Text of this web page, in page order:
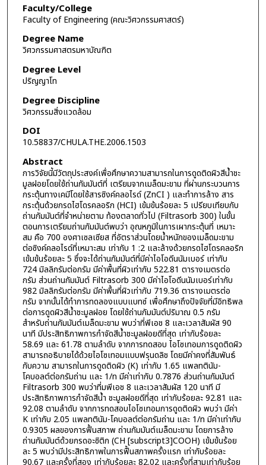
Faculty/College
Faculty of Engineering (คณะวิศวกรรมศาสตร์)
Degree Name
วิศวกรรมศาสตรมหาบัณฑิต
Degree Level
ปริญญาโท
Degree Discipline
วิศวกรรมสิ่งแวดล้อม
DOI
10.58837/CHULA.THE.2006.1503
Abstract
การวิจัยนี้มีวัตถุประสงค์เพื่อศึกษาความสามารถในการดูดติดผิวสีน้ำชะ
มูลฝอยโดยใช้ถ่านกัมมันต์ที่ เตรียมจากเมล็ดมะขาม ที่ผ่านกระบวนการ
กระตุ้นทางเคมีโดยใช้สารซิงค์คลอไรด์ (ZnCI ) และทำการล้าง สาร
กระตุ้นด้วยกรดไฮโดรคลอริก (HCI) เข้มข้นร้อยละ 5 เปรียบเทียบกับ
ถ่านกัมมันต์ที่จำหน่ายตาม ท้องตลาดทั่วไป (Filtrasorb 300) ในขั้น
ตอนการเตรียมถ่านกัมมันต์พบว่า อุณหภูมิในการเผากระตุ้นที่ เหมาะ
สม คือ 700 องศาเซลเซียส ที่อัตราส่วนโดยน้ำหนักของเมล็ดมะขาม
ต่อซิงค์คลอไรด์ที่เหมาะสม เท่ากับ 1 :2 และล้างด้วยกรดไฮโดรคลอริก
เข้มข้นร้อยละ 5 ซึ่งจะได้ถ่านกัมมันต์ที่มีค่าไอโอดีนนัมเบอร์ เท่ากับ
724 มิลลิกรัมต่อกรัม มีค่าพื้นที่ผิวเท่ากับ 522.81 ตารางเมตรต่อ
กรัม ส่วนถ่านกัมมันต์ Filtrasorb 300 มีค่าไอโอดีนนัมเบอร์เท่ากับ
982 มิลลิกรัมต่อกรัม มีค่าพื้นที่ผิวเท่ากับ 719.36 ตารางเมตรต่อ
กรัม จากนั้นได้ทำการทดลองแบบแบทซ์ เพื่อศึกษาถึงปัจจัยที่มีอิทธิพล
ต่อการดูดผิวสีน้ำชะมูลฝอย โดยใช้ถ่านกัมมันต์ปริมาณ 0.5 กรัม
สำหรับถ่านกัมมันต์เมล็ดมะขาม พบว่าที่พีเอช 8 และเวลาสัมผัส 90
นาที มีประสิทธิภาพการกำจัดสีน้ำชะมูลฝอยดีที่สุด เท่ากับร้อยละ
58.69 และ 61.78 ตามลำดับ จากการทดสอบ ไอโซเทอมการดูดติดผิว
สามารถอธิบายได้ด้วยไอโซเทอมแบบฟรุนดลิช โดยมีค่าคงที่สัมพันธ์
กับความ สามารถในการดูดติดผิว (K) เท่ากับ 1.65 แพลทตินัม-
โคบอลต์ต่อกรัมถ่าน และ 1/n มีค่าเท่ากับ 0.7876 ส่วนถ่านกัมมันต์
Filtrasorb 300 พบว่าที่มพีเอช 8 และเวลาสัมผัส 120 นาที มี
ประสิทธิภาพการกำจัดสีน้ำ ชะมูลฝอยดีที่สุด เท่ากับร้อยละ 92.81 และ
92.08 ตามลำดับ จากการทดสอบไอโซเทอมการดูดติดผิว พบว่า มีค่า
K เท่ากับ 2.05 แพลทตินัม-โคบอลต์ต่อกรัมถ่าน และ 1/n มีค่าเท่ากับ
0.9305 ผลของการฟื้นสภาพ ถ่านกัมมันต์เมล็ดมะขาม โดยการล้าง
ถ่านกัมมันต์ด้วยกรดอะซิติก (CH [subscript3]COOH) เข้มข้นร้อย
ละ 5 พบว่ามีประสิทธิภาพในการฟื้นสภาพครั้งแรก เท่ากับร้อยละ
90.67 และครั้งที่สอง เท่ากับร้อยละ 82.02 และครั้งที่สามเท่ากับร้อย